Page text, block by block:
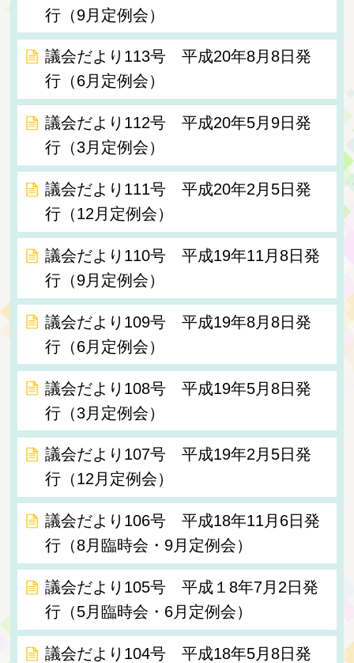
行（9月定例会）
議会だより113号 平成20年8月8日発
行（6月定例会）
議会だより112号 平成20年5月9日発
行（3月定例会）
議会だより111号 平成20年2月5日発
行（12月定例会）
議会だより110号 平成19年11月8日発
行（9月定例会）
議会だより109号 平成19年8月8日発
行（6月定例会）
議会だより108号 平成19年5月8日発
行（3月定例会）
議会だより107号 平成19年2月5日発
行（12月定例会）
議会だより106号 平成18年11月6日発
行（8月臨時会・9月定例会）
議会だより105号 平成１8年7月2日発
行（5月臨時会・6月定例会）
議会だより104号 平成18年5月8日発